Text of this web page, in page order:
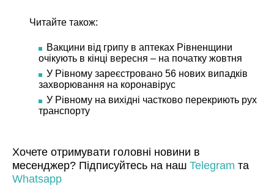
Читайте також:
Вакцини від грипу в аптеках Рівненщини
очікують в кінці вересня – на початку жовтня
У Рівному зареєстровано 56 нових випадків
захворювання на коронавірус
У Рівному на вихідні частково перекриють рух
транспорту
Хочете отримувати головні новини в
месенджер? Підписуйтесь на наш Telegram та
Whatsapp